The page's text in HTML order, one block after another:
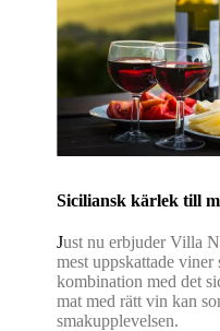
Siciliansk kärlek till
Just nu erbjuder Villa
mest uppskattade
kombination med det
mat med rätt vin kan
smakupplevelsen.